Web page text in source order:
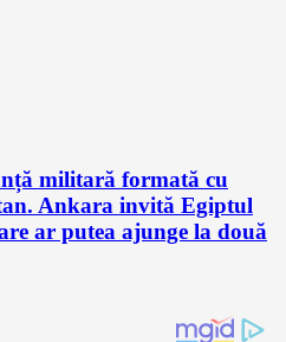
militară formată cu
Ankara invită Egiptul
ar putea ajunge la două